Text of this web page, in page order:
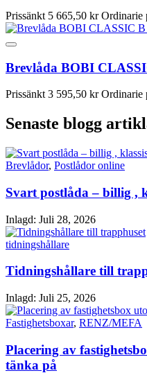
Prissänkt 5 665,50 kr Ordinarie
Brevlåda BOBI
Prissänkt 3 595,50 kr Ordinarie
Senaste blogg
Brevlådor, Postlådor online
Svart postlåda – billig ,
Inlagd: Juli 28, 2026
tidningshållare
Tidningshållare till
Inlagd: Juli 25, 2026
Fastighetsboxar, RENZ/MEFA
Placering av
tänka på